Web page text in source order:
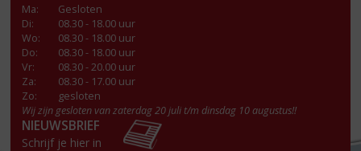
Ma:
Gesloten
Di:
08.30 - 18.00 uur
Wo:
08.30 - 18.00 uur
Do:
08.30 - 18.00 uur
Vr:
08.30 - 20.00 uur
Za:
08.30 - 17.00 uur
Zo:
gesloten
Wij zijn gesloten van zaterdag 20 juli t/m dinsdag 10 augustus!!
NIEUWSBRIEF
Schrijf je hier in